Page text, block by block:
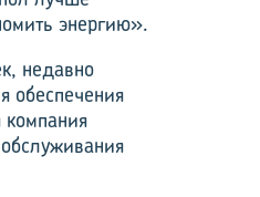
энергию».
недавно
обеспечения